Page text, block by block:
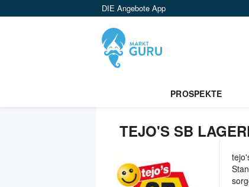
DIE Angebote App
PROSPEKTE
TEJO'S SB